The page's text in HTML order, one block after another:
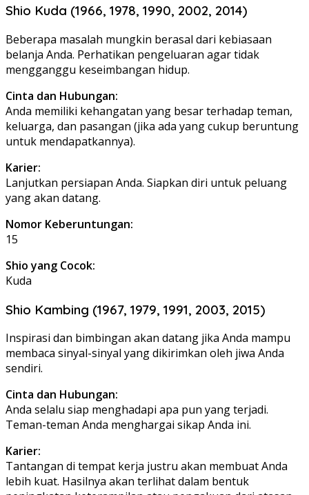
Shio Kuda (1966, 1978, 1990, 2002, 2014)
Beberapa masalah mungkin berasal dari kebiasaan
belanja Anda. Perhatikan pengeluaran agar tidak
mengganggu keseimbangan hidup.
Cinta dan Hubungan:
Anda memiliki kehangatan yang besar terhadap teman,
keluarga, dan pasangan (jika ada yang cukup beruntung
untuk mendapatkannya).
Karier:
Lanjutkan persiapan Anda. Siapkan diri untuk peluang
yang akan datang.
Nomor Keberuntungan:
15
Shio yang Cocok:
Kuda
Shio Kambing (1967, 1979, 1991, 2003, 2015)
Inspirasi dan bimbingan akan datang jika Anda mampu
membaca sinyal-sinyal yang dikirimkan oleh jiwa Anda
sendiri.
Cinta dan Hubungan:
Anda selalu siap menghadapi apa pun yang terjadi.
Teman-teman Anda menghargai sikap Anda ini.
Karier:
Tantangan di tempat kerja justru akan membuat Anda
lebih kuat. Hasilnya akan terlihat dalam bentuk